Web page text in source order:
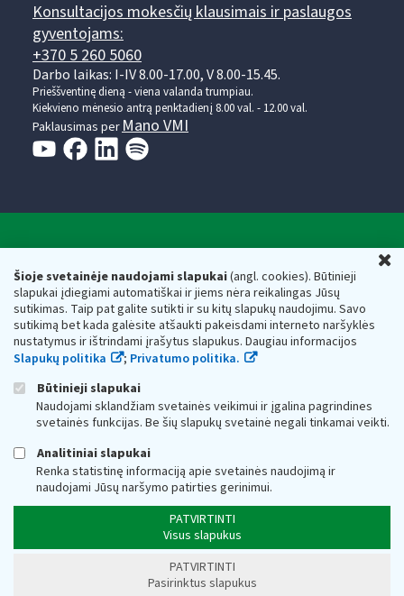
Šioje svetainėje naudojami slapukai(angl. cookies). Būtinieji
slapukai įdiegiami automatiškai ir jiems nėra reikalingas Jūsų
sutikimas. Taip pat galite sutikti ir su kitų slapukų naudojimu. Savo
sutikimą bet kada galėsite atšaukti pakeisdami interneto naršyklės
nustatymus ir ištrindami įrašytus slapukus. Daugiau informacijos
Slapukų politika
; Privatumo politika.
Būtinieji slapukai
Naudojami sklandžiam svetainės veikimui ir įgalina pagrindines
svetainės funkcijas. Be šių slapukų svetainė negali tinkamai veikti.
Analitiniai slapukai
Renka statistinę informaciją apie svetainės naudojimą ir
naudojami Jūsų naršymo patirties gerinimui.
PATVIRTINTI
Visus slapukus
PATVIRTINTI
Pasirinktus slapukus
Konsultacijos mokesčių klausimais ir paslaugos
gyventojams:
+370 5 260 5060
Darbo laikas: I-IV 8.00-17.00, V 8.00-15.45.
Prieššventinę dieną - viena valanda trumpiau.
Kiekvieno mėnesio antrą penktadienį 8.00 val. - 12.00 val.
Paklausimas perMano VMI
Valstybinė mokesčių inspekcija prie Lietuvos
Respublikos finansų ministerijos
Biudžetinė įstaiga. Juridinio asmens kodas — 188659752,
adresas: Vasario 16-osios g. 14, 01107 Vilnius, Lietuva, el.paštas:
vmi@vmi.lt , E. pristatymo dėžutės adresas 188659752
Duomenys apie Valstybinę mokesčių inspekciją prie Lietuvos
Respublikos finansų ministerijos kaupiami ir saugomi Juridinių